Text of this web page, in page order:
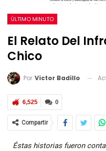
ÚLTIMO MINUTO
El Relato Del
Chico
Por Victor Badillo
0
6,525
Compartir
Éstas historias fueron